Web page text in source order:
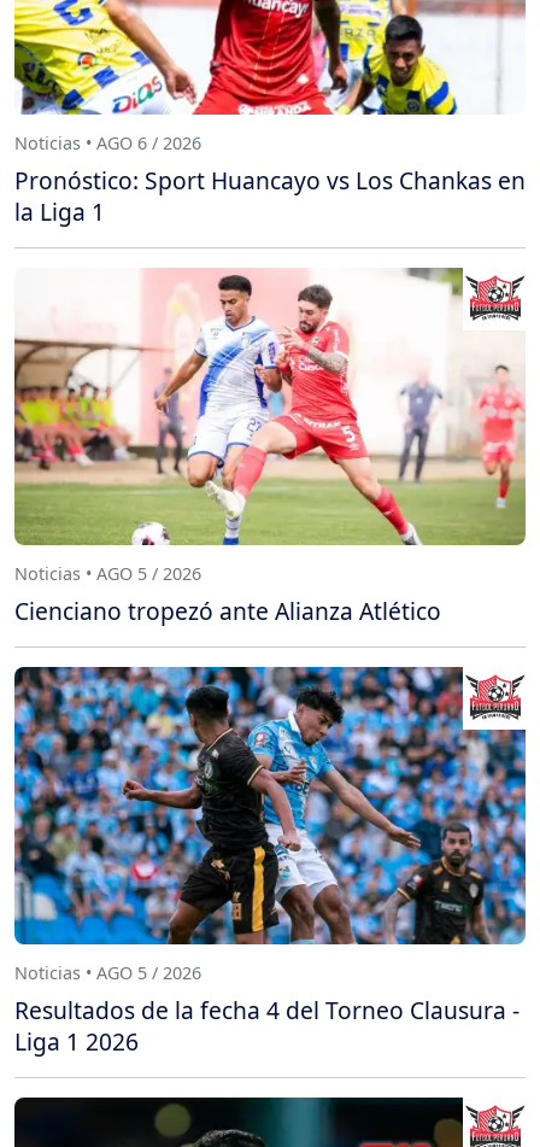
Noticias • AGO 6 / 2026
Pronóstico: Sport Huancayo vs Los Chankas en
la Liga 1
Noticias • AGO 5 / 2026
Cienciano tropezó ante Alianza Atlético
Noticias • AGO 5 / 2026
Resultados de la fecha 4 del Torneo Clausura -
Liga 1 2026